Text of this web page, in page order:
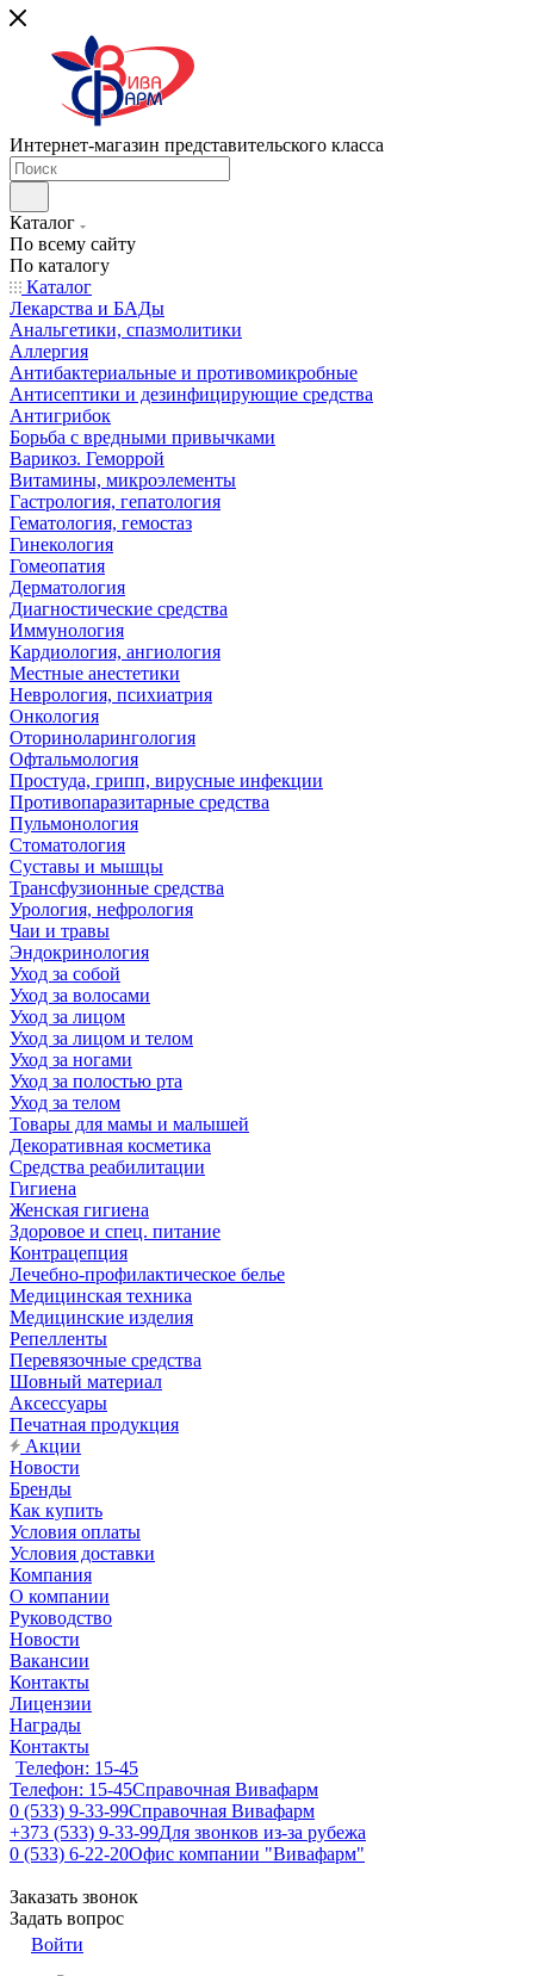
Интернет-магазин представительского класса
Каталог
По всему сайту
По каталогу
Каталог
Лекарства и БАДы
Анальгетики, спазмолитики
Аллергия
Антибактериальные и противомикробные
Антисептики и дезинфицирующие средства
Антигрибок
Борьба с вредными привычками
Варикоз. Геморрой
Витамины, микроэлементы
Гастрология, гепатология
Гематология, гемостаз
Гинекология
Гомеопатия
Дерматология
Диагностические средства
Иммунология
Кардиология, ангиология
Местные анестетики
Неврология, психиатрия
Онкология
Оториноларингология
Офтальмология
Простуда, грипп, вирусные инфекции
Противопаразитарные средства
Пульмонология
Стоматология
Суставы и мышцы
Трансфузионные средства
Урология, нефрология
Чаи и травы
Эндокринология
Уход за собой
Уход за волосами
Уход за лицом
Уход за лицом и телом
Уход за ногами
Уход за полостью рта
Уход за телом
Товары для мамы и малышей
Декоративная косметика
Средства реабилитации
Гигиена
Женская гигиена
Здоровое и спец. питание
Контрацепция
Лечебно-профилактическое белье
Медицинская техника
Медицинские изделия
Репелленты
Перевязочные средства
Шовный материал
Аксессуары
Печатная продукция
Акции
Новости
Бренды
Как купить
Условия оплаты
Условия доставки
Компания
О компании
Руководство
Новости
Вакансии
Контакты
Лицензии
Награды
Контакты
Телефон: 15-45
Телефон: 15-45Справочная Вивафарм
0 (533) 9-33-99Справочная Вивафарм
+373 (533) 9-33-99Для звонков из-за рубежа
0 (533) 6-22-20Офис компании "Вивафарм"
Заказать звонок
Задать вопрос
Войти